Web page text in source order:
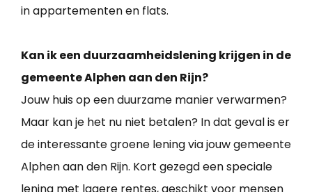
in appartementen en flats.
Kan ik een duurzaamheidslening krijgen in de
gemeente Alphen aan den Rijn?
Jouw huis op een duurzame manier verwarmen?
Maar kan je het nu niet betalen? In dat geval is er
de interessante groene lening via jouw gemeente
Alphen aan den Rijn. Kort gezegd een speciale
lening met lagere rentes, geschikt voor mensen